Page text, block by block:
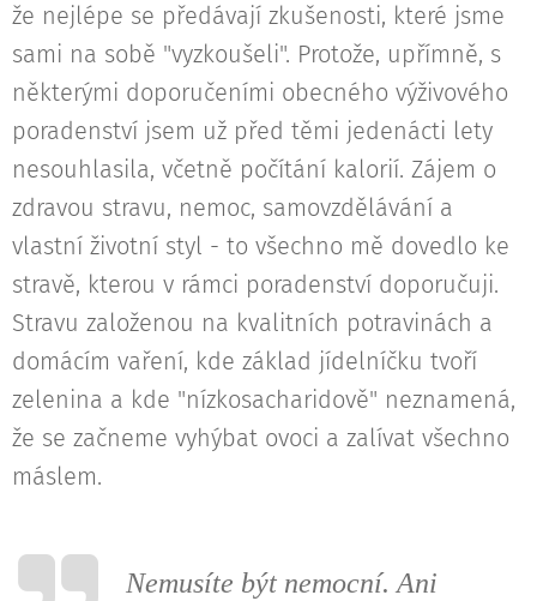
že nejlépe se předávají zkušenosti, které jsme
sami na sobě "vyzkoušeli". Protože, upřímně, s
některými doporučeními obecného výživového
poradenství jsem už před těmi jedenácti lety
nesouhlasila, včetně počítání kalorií. Zájem o
zdravou stravu, nemoc, samovzdělávání a
vlastní životní styl - to všechno mě dovedlo ke
stravě, kterou v rámci poradenství doporučuji.
Stravu založenou na kvalitních potravinách a
domácím vaření, kde základ jídelníčku tvoří
zelenina a kde "nízkosacharidově" neznamená,
že se začneme vyhýbat ovoci a zalívat všechno
máslem.
Nemusíte být nemocní. Ani